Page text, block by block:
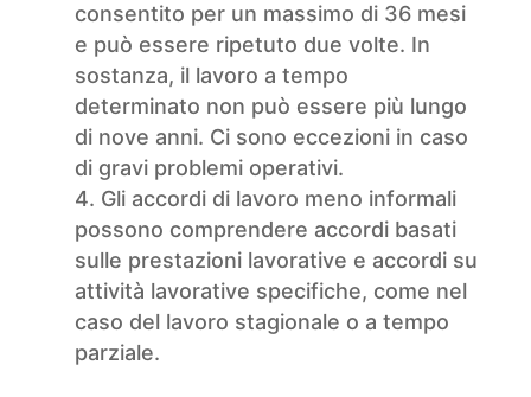
consentito per un massimo di 36 mesi
e può essere ripetuto due volte. In
sostanza, il lavoro a tempo
determinato non può essere più lungo
di nove anni. Ci sono eccezioni in caso
di gravi problemi operativi.
4. Gli accordi di lavoro meno informali
possono comprendere accordi basati
sulle prestazioni lavorative e accordi su
attività lavorative specifiche, come nel
caso del lavoro stagionale o a tempo
parziale.